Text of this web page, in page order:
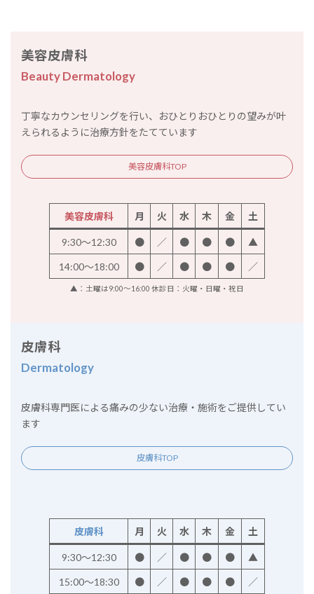
美容皮膚科
Beauty Dermatology
丁寧なカウンセリングを行い、おひとりおひとりの望みが叶
えられるように治療方針をたてています
美容皮膚科TOP
美容皮膚科 月 火 水 木 金 土
9:30～12:30 ● ／ ● ● ● ▲
14:00～18:00 ● ／ ● ● ● ／
▲：土曜は9:00～16:00 休診日：火曜・日曜・祝日
皮膚科
Dermatology
皮膚科専門医による痛みの少ない治療・施術をご提供してい
ます
皮膚科TOP
皮膚科 月 火 水 木 金 土
9:30～12:30 ● ／ ● ● ● ▲
15:00～18:30 ● ／ ● ● ● ／